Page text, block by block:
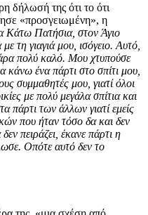
δήλωσή της ότι το ότι
«προσγειωμένη», η
Κάτω Πατήσια, στον Άγιο
τη γιαγιά μου, ισόγειο. Αυτό,
πολύ καλό. Μου χτυπούσε
κάνω ένα πάρτι στο σπίτι μου,
συμμαθητές μου, γιατί όλοι
με πολύ μεγάλα σπίτια και
πάρτι των άλλων γιατί εμείς
που ήταν τόσο δα και δεν
πειράζει, έκανε πάρτι η
Οπότε αυτό δεν το